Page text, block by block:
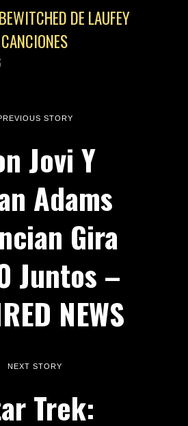
DE LAUFEY
STORY
Jovi Y
Adams
Gira
Juntos –
NEWS
NEXT STORY
Trek: